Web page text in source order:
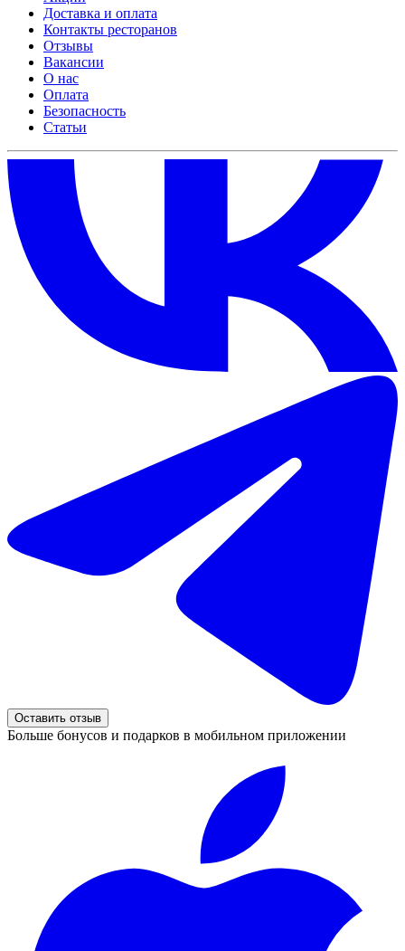
Доставка и оплата
Контакты ресторанов
Отзывы
Вакансии
О нас
Оплата
Безопасность
Статьи
Оставить отзыв
Больше бонусов и подарков в мобильном приложении